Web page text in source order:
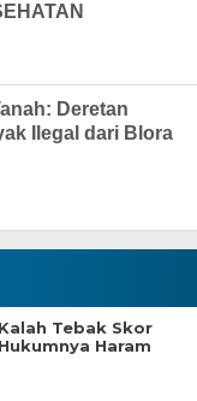
Deretan
Ilegal dari Blora
Tebak Skor
Haram